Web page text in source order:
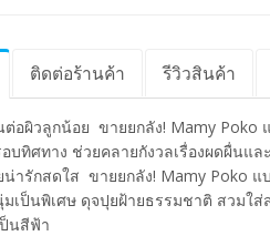
ติดต่อร้านค้า รีวิวสินค้า
ต่อผิวลูกน้อย ขายยกลัง! Mamy Poko
อบทิศทาง ช่วยคลายกังวลเรื่องผดผื่น
น่ารักสดใส ขายยกลัง! Mamy Poko
มเป็นพิเศษ ดุจปุยฝ้ายธรรมชาติ สวมใ
นสีฟ้า